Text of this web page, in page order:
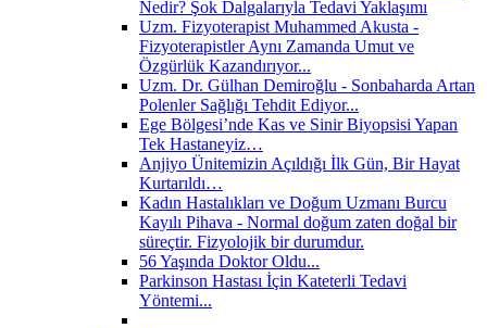
Nedir? Şok Dalgalarıyla Tedavi Yaklaşımı
Uzm. Fizyoterapist Muhammed Akusta -
Fizyoterapistler Aynı Zamanda Umut ve
Özgürlük Kazandırıyor...
Uzm. Dr. Gülhan Demiroğlu - Sonbaharda Artan
Polenler Sağlığı Tehdit Ediyor...
Ege Bölgesi’nde Kas ve Sinir Biyopsisi Yapan
Tek Hastaneyiz…
Anjiyo Ünitemizin Açıldığı İlk Gün, Bir Hayat
Kurtarıldı…
Kadın Hastalıkları ve Doğum Uzmanı Burcu
Kayılı Pihava - Normal doğum zaten doğal bir
süreçtir. Fizyolojik bir durumdur.
56 Yaşında Doktor Oldu...
Parkinson Hastası İçin Kateterli Tedavi
Yöntemi...